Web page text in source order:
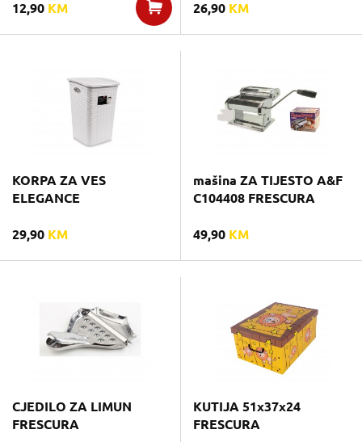
12,90 KM 26,90 KM
KORPA ZA VES
ELEGANCE
29,90 KM
mašina ZA TIJESTO A&F
C104408 FRESCURA
49,90 KM
CJEDILO ZA LIMUN
FRESCURA
KUTIJA 51x37x24
FRESCURA